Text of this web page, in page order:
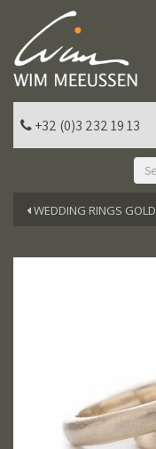
+32 (0)3 232 19 13
WEDDING RINGS GOLD